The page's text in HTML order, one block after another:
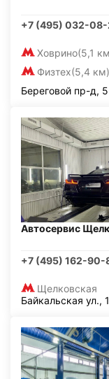
+7 (495) 032-08-
Ховрино(5,1
Физтех(5,4 км)
Береговой пр-д, 5
Автосервис
+7 (495) 162-90-
Щелковская
Байкальская ул.,